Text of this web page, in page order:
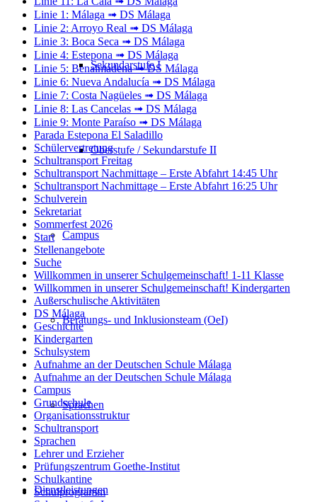
Sekundarstufe I
Oberstufe / Sekundarstufe II
Campus
Beratungs- und Inklusionsteam (OeI)
Sprachen
Dienstleistungen
Linie 1: Málaga ➟ DS Málaga
Linie 2: Arroyo Real ➟ DS Málaga
Linie 3: Boca Seca ➟ DS Málaga
Linie 4: Estepona ➟ DS Málaga
Linie 5: Benalmádena ➟ DS Málaga
Linie 6: Nueva Andalucía ➟ DS Málaga
Linie 7: Costa Nagüeles ➟ DS Málaga
Linie 8: Las Cancelas ➟ DS Málaga
Linie 9: Monte Paraíso ➟ DS Málaga
Parada Estepona El Saladillo
Schülervertretung
Schultransport Freitag
Schultransport Nachmittage – Erste Abfahrt 14:45 Uhr
Schultransport Nachmittage – Erste Abfahrt 16:25 Uhr
Schulverein
Sekretariat
Sommerfest 2026
Start
Stellenangebote
Suche
Willkommen in unserer Schulgemeinschaft! 1-11 Klasse
Willkommen in unserer Schulgemeinschaft! Kindergarten
Außerschulische Aktivitäten
DS Málaga
Geschichte
Kindergarten
Schulsystem
Aufnahme an der Deutschen Schule Málaga
Aufnahme an der Deutschen Schule Málaga
Campus
Grundschule
Organisationsstruktur
Schultransport
Sprachen
Lehrer und Erzieher
Prüfungszentrum Goethe-Institut
Schulkantine
Schulprogramm